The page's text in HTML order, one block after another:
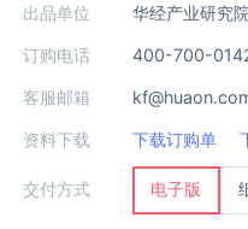
出品单位 华经产业研究院
订购电话 400-700-
客服邮箱
资料下载 下载订购单
交付方式 电子版